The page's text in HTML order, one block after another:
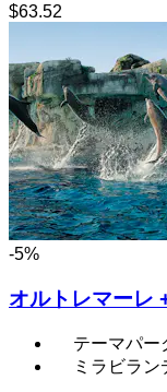
$63.52
-5%
オルトレマーレ
テーマパー
ミラビラン